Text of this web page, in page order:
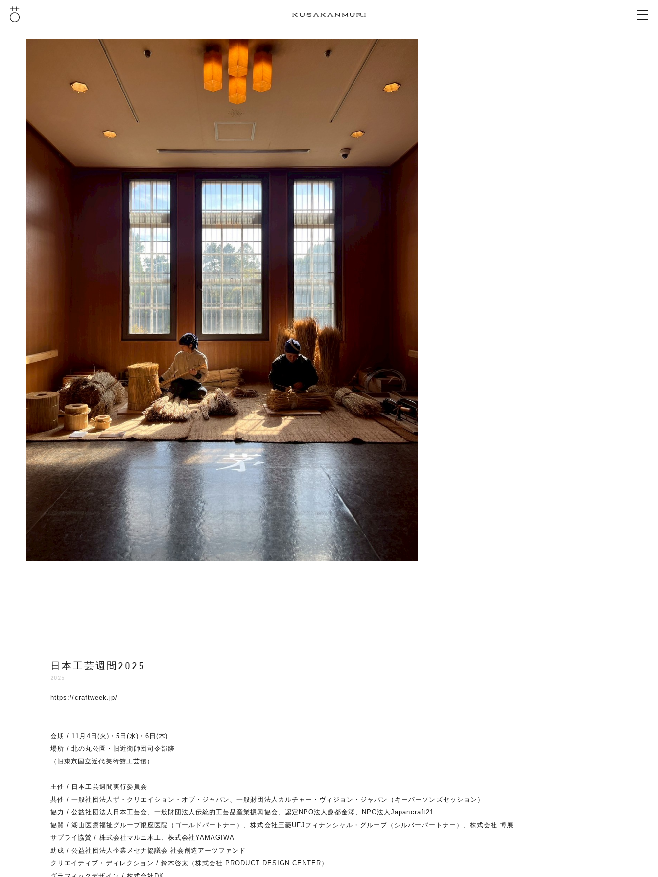
日本工芸週間2025
2025
https://craftweek.jp/
会期 / 11月4日(火)・5日(水)・6日(木)
場所 / 北の丸公園・旧近衛師団司令部跡
（旧東京国立近代美術館工芸館）
主催 / 日本工芸週間実行委員会
共催 / 一般社団法人ザ・クリエイション・オブ・ジャパン、一般財団法人カルチャー・ヴィジョン・ジャパン（キーパーソンズセッション）
協力 / 公益社団法人日本工芸会、一般財団法人伝統的工芸品産業振興協会、認定NPO法人趣都金澤、NPO法人Japancraft21
協賛 / 湖山医療福祉グループ銀座医院（ゴールドパートナー）、株式会社三菱UFJフィナンシャル・グループ（シルバーパートナー）、株式会社 博展
サプライ協賛 / 株式会社マルニ木工、株式会社YAMAGIWA
助成 / 公益社団法人企業メセナ協議会 社会創造アーツファンド
クリエイティブ・ディレクション / 鈴木啓太（株式会社 PRODUCT DESIGN CENTER）